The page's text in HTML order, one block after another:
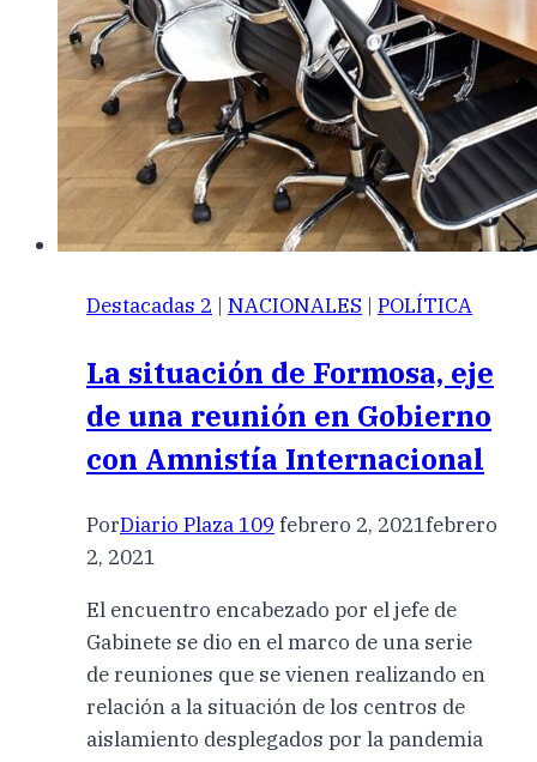
Destacadas 2 | NACIONALES | POLÍTICA
La situación de Formosa, eje
de una reunión en Gobierno
con Amnistía Internacional
PorDiario Plaza 109 febrero 2, 2021febrero
2, 2021
El encuentro encabezado por el jefe de
Gabinete se dio en el marco de una serie
de reuniones que se vienen realizando en
relación a la situación de los centros de
aislamiento desplegados por la pandemia